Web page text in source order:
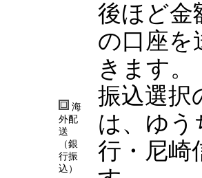
海
外配
送
（銀
行振
込）
後ほど金
の口座を
きます。
振込選択
は、ゆう
行・尼崎